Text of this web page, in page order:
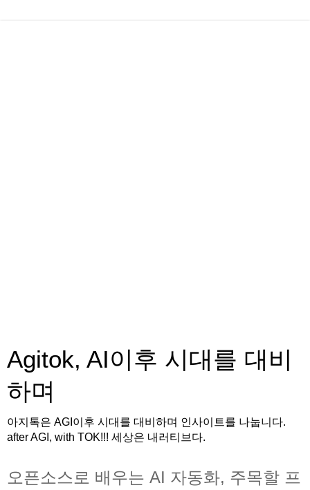
Agitok, AI이후 시대를 대비
하며
아지톡은 AGI이후 시대를 대비하며 인사이트를 나눕니다.
after AGI, with TOK!!! 세상은 내러티브다.
오픈소스로 배우는 AI 자동화, 주목할 프